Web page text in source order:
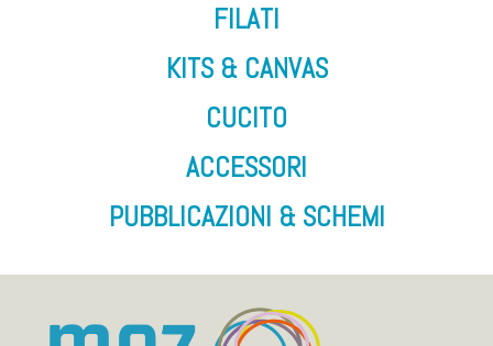
FILATI
KITS & CANVAS
CUCITO
ACCESSORI
PUBBLICAZIONI & SCHEMI